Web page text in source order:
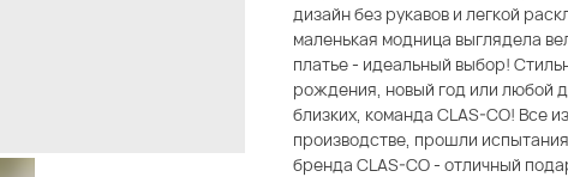
дизайн без рукавов и легкой
маленькая модница выглядела
платье - идеальный выбор!
рождения, новый год или любой
близких, команда CLAS-CO! Все
производстве, прошли
бренда CLAS-CO - отличный